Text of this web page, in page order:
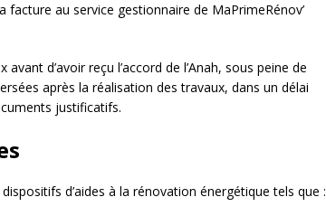
au service gestionnaire de MaPrimeRénov’
d’avoir reçu l’accord de l’Anah, sous peine de
après la réalisation des travaux, dans un délai
justificatifs.
d’aides à la rénovation énergétique tels que :